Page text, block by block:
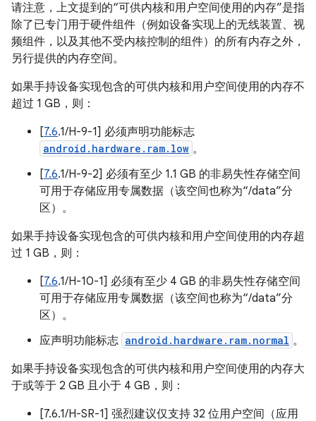
请注意，上文提到的“可供内核和用户空间使用的内存”是指
除了已专门用于硬件组件（例如设备实现上的无线装置、视
频组件，以及其他不受内核控制的组件）的所有内存之外，
另行提供的内存空间。
如果手持设备实现包含的可供内核和用户空间使用的内存不
超过 1 GB，则：
[7.6.1/H-9-1] 必须声明功能标志
android.hardware.ram.low 。
[7.6.1/H-9-2] 必须有至少 1.1 GB 的非易失性存储空间
可用于存储应用专属数据（该空间也称为“/data”分
区）。
如果手持设备实现包含的可供内核和用户空间使用的内存超
过 1 GB，则：
[7.6.1/H-10-1] 必须有至少 4 GB 的非易失性存储空间
可用于存储应用专属数据（该空间也称为“/data”分
区）。
应声明功能标志 android.hardware.ram.normal 。
如果手持设备实现包含的可供内核和用户空间使用的内存大
于或等于 2 GB 且小于 4 GB，则：
[7.6.1/H-SR-1] 强烈建议仅支持 32 位用户空间（应用